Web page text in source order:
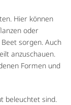
Hier können
oder
sorgen. Auch
anzuschauen.
Formen und
beleuchtet sind.